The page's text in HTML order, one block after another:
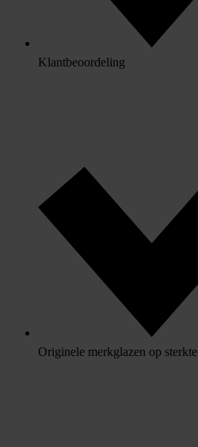
Klantbeoordeling
Originele merkglazen op sterkte